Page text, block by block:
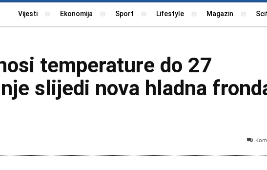
Vijesti Ekonomija Sport Lifestyle Magazin
temperature do 27
slijedi nova hladna